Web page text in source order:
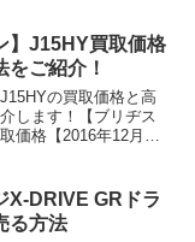
考価格です...
】J15HY買取価格
をご紹介！
の買取価格と高
します！【ブリヂス
価格【2016年12月に
円GDOポイントで...
X-DRIVE GRドラ
る方法